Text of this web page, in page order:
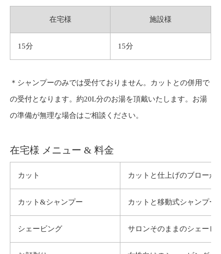
在宅様 施設様
15分 15分
＊シャンプーのみでは受付ておりません。カットとの併用で
の受付となります。約20L分のお湯を頂戴いたします。お湯
の準備が無理な場合はご相談ください。
在宅様 メニュー & 料金
カット カットと仕上げのブローが
カット&シャンプー カットと移動式シャンプー
シェービング サロンそのままのシェービ